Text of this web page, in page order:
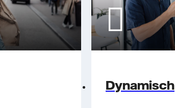
Dynamisch